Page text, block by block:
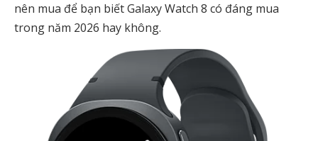
nên mua để bạn biết Galaxy Watch 8 có đáng mua
trong năm 2026 hay không.